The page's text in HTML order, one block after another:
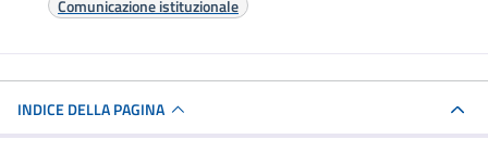
Comunicazione istituzionale
INDICE DELLA PAGINA